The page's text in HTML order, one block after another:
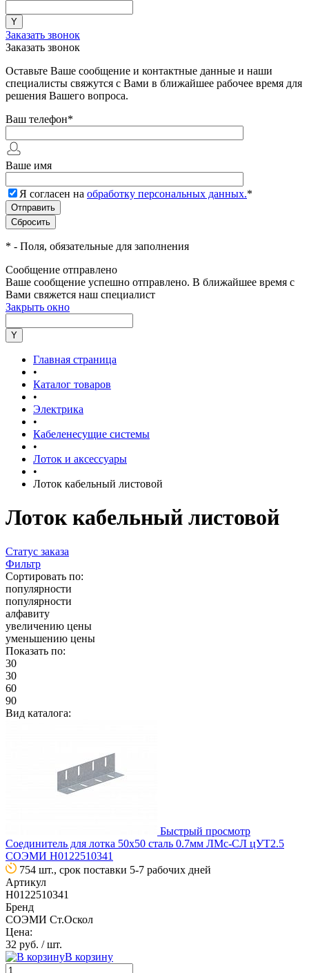
Заказать звонок
Заказать звонок
Оставьте Ваше сообщение и контактные данные и наши
специалисты свяжутся с Вами в ближайшее рабочее время для
решения Вашего вопроса.
Ваш телефон*
Ваше имя
Я согласен на обработку персональных данных.*
* - Поля, обязательные для заполнения
Сообщение отправлено
Ваше сообщение успешно отправлено. В ближайшее время с
Вами свяжется наш специалист
Закрыть окно
Главная страница
•
Каталог товаров
•
Электрика
•
Кабеленесущие системы
•
Лоток и аксессуары
•
Лоток кабельный листовой
Лоток кабельный листовой
Статус заказа
Фильтр
Сортировать по:
популярности
популярности
алфавиту
увеличению цены
уменьшению цены
Показать по:
30
30
60
90
Вид каталога:
Быстрый просмотр
Соединитель для лотка 50х50 сталь 0.7мм ЛМс-СЛ цУТ2.5
СОЭМИ Н0122510341
754 шт., срок поставки 5-7 рабочих дней
Артикул
Н0122510341
Бренд
СОЭМИ Ст.Оскол
Цена:
32 руб. / шт.
В корзину